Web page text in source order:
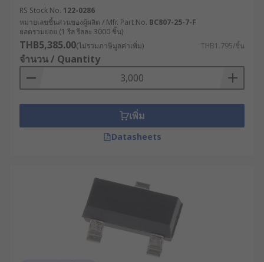
อุตสาหกรรมอิเล็กทรอนิกส์ : ใช้ในการผลิตวงจร
รวม (IC) และอุปกรณ์อิเล็กทรอนิกส์ประเภทต่าง
ๆ
อุตสาหกรรมโทรคมนาคม : ใช้ในวงจรขยาย
สัญญาณและการประมวลผลสัญญาณ
อิเล็กทรอนิกส์ของรถยนต์
อุตสาหกรรมการผลิตพลังงาน : ใช้ในวงจร
ควบคุมการจ่ายไฟฟ้า
คู่มือการเลือกซื้อไบโพลาร์
ทรานซิสเตอร์
หากคุณเป็นผู้ประกอบการที่กำลังวางแผนซื้อไบโพลาร์
ทรานซิสเตอร์ แต่ยังไม่รู้ว่าจะเลือกจากหลักเกณฑ์ข้อ
ใดบ้าง สามารถพิจารณาได้จากปัจจัยเหล่านี้
RS Stock No. 122-0286
หมายเลขชิ้นส่วนของผู้ผลิต / Mfr. Part No. BC807-25-7-F
ยอดรวมย่อย (1 รีล รีลละ 3000 ชิ้น)
THB5,385.00(ไม่รวมภาษีมูลค่าเพิ่ม) THB1.795/ชิ้น
จำนวน / Quantity
เพิ่ม
Datasheets